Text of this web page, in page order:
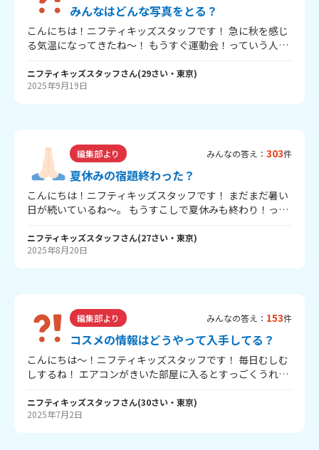
みんなはどんな写真をとる？
こんにちは！ニフティキッズスタッフです！ 急に秋を感じ
る気温になってきたね～！ もうすぐ運動会！っていう人が
真をとる？ キッズスタッフは、お花とか自然が多いかな
～。 ぜひみんながどんな写真をとるか教えてほしいです！
す！ 季節に合うような写真があったら、ぜひ応募してね
～！ 「カレンダーを作ろうプロジェクト2026」はコチラ！
＞
ニフティキッズスタッフさん(29さい・ 東京)
2025年9月19日
編集部より みんなの答え： 303件
夏休みの宿題終わった？
こんにちは！ニフティキッズスタッフです！ まだまだ暑い
日が続いているね～。 もうすこしで夏休みも終わり！って
ッズスタッフは、自由研究だけは早めに終わらせるように
してたよ～。 みんなの今年の自由研究は何をしたのか、教
参考にしてみてね！ 「みんなの自由研究紹介広場」はコチ
ラ！＞
ニフティキッズスタッフさん(27さい・ 東京)
2025年8月20日
編集部より みんなの答え： 153件
コスメの情報はどうやって入手してる？
こんにちは～！ニフティキッズスタッフです！ 毎日むしむ
しするね！ エアコンがきいた部屋に入るとすっごくうれし
やって入手してる？ ニフティキッズでは7/1に「みんなの
お気に入りコスメ」コーナーを公開しました！ みんなが使
ニフティキッズスタッフさん(30さい・ 東京)
2025年7月2日